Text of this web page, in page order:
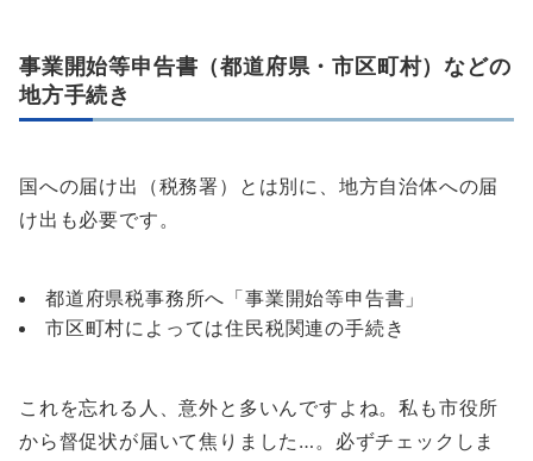
事業開始等申告書（都道府県・市区町村）などの
地方手続き
国への届け出（税務署）とは別に、地方自治体への届
け出も必要です。
都道府県税事務所へ「事業開始等申告書」
市区町村によっては住民税関連の手続き
これを忘れる人、意外と多いんですよね。私も市役所
から督促状が届いて焦りました…。必ずチェックしま